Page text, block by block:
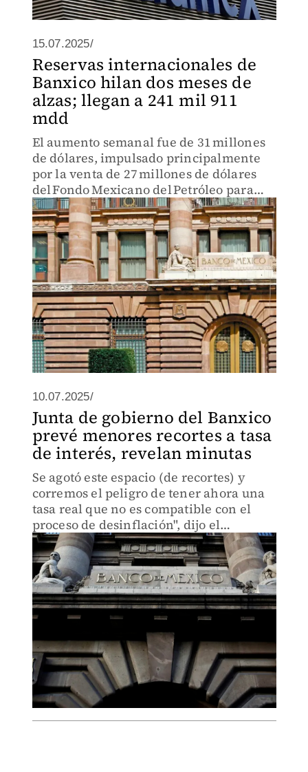
15.07.2025/
Reservas internacionales de
Banxico hilan dos meses de
alzas; llegan a 241 mil 911
mdd
El aumento semanal fue de 31 millones
de dólares, impulsado principalmente
por la venta de 27 millones de dólares
del Fondo Mexicano del Petróleo para
la Estabilización y el Desarrollo
(FMPED).
10.07.2025/
Junta de gobierno del Banxico
prevé menores recortes a tasa
de interés, revelan minutas
Se agotó este espacio (de recortes) y
corremos el peligro de tener ahora una
tasa real que no es compatible con el
proceso de desinflación", dijo el
subgobernador del Banxico, Jonathan
Heath.